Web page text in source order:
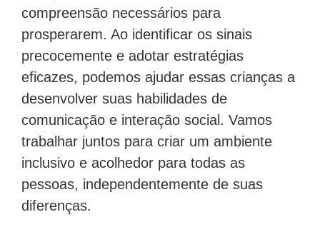
compreensão necessários para
prosperarem. Ao identificar os sinais
precocemente e adotar estratégias
eficazes, podemos ajudar essas crianças a
desenvolver suas habilidades de
comunicação e interação social. Vamos
trabalhar juntos para criar um ambiente
inclusivo e acolhedor para todas as
pessoas, independentemente de suas
diferenças.